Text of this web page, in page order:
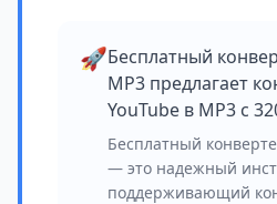
🚀Бесплатный
MP3 предлагает
YouTube в MP3 с
Бесплатный
— это надежный
поддерживающий